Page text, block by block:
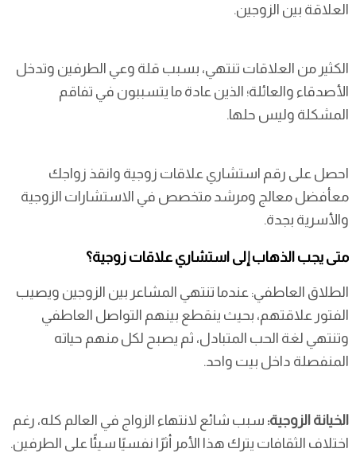
العلاقة بين الزوجين.
الكثير من العلاقات تنتهي، بسبب قلة وعي الطرفين وتدخل
الأصدقاء والعائلة؛ الذين عادة ما يتسببون في تفاقم
المشكلة وليس حلها.
احصل على رقم استشاري علاقات زوجية وانقذ زواجك
معأفضل معالج ومرشد متخصص في الاستشارات الزوجية
والأسرية بجدة.
متى يجب الذهاب إلى استشاري علاقات زوجية؟
الطلاق العاطفي: عندما تنتهي المشاعر بين الزوجين ويصيب
الفتور علاقتهم، بحيث ينقطع بينهم التواصل العاطفي
وتنتهي لغة الحب المتبادل، ثم يصبح لكل منهم حياته
المنفصلة داخل بيت واحد.
الخيانة الزوجية:سبب شائع لانتهاء الزواج في العالم كله، رغم
اختلاف الثقافات يترك هذا الأمر أثرًا نفسيًا سيئًا على الطرفين.